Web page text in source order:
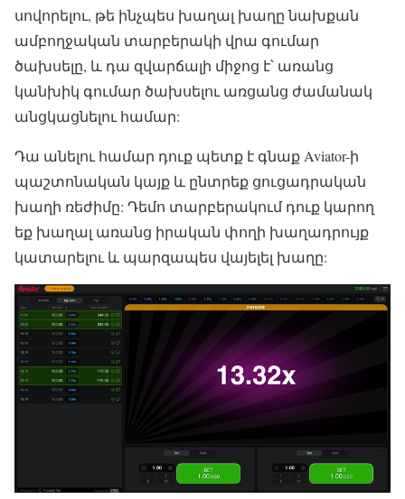
սովորելու, թե ինչպես խաղալ խաղը նախքան
ամբողջական տարբերակի վրա գումար
ծախսելը, և դա զվարճալի միջոց է՝ առանց
կանխիկ գումար ծախսելու առցանց ժամանակ
անցկացնելու համար:
Դա անելու համար դուք պետք է գնաք Aviator-ի
պաշտոնական կայք և ընտրեք ցուցադրական
խաղի ռեժիմը: Դեմո տարբերակում դուք կարող
եք խաղալ առանց իրական փողի խաղադրույք
կատարելու և պարզապես վայելել խաղը: